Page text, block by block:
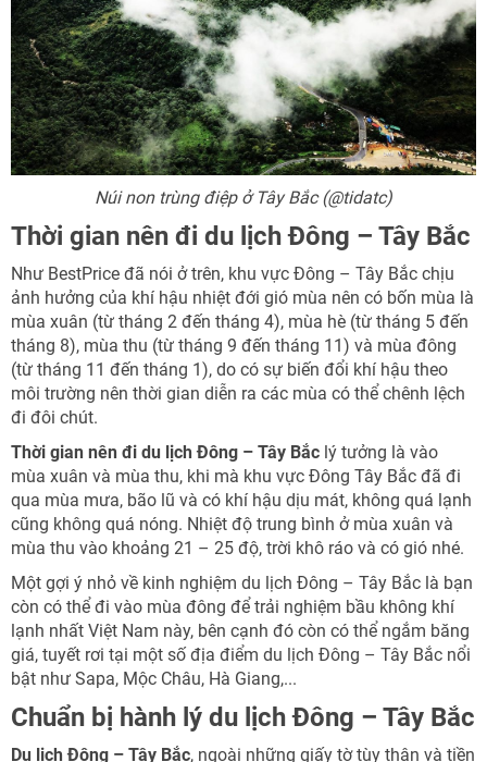
Núi non trùng điệp ở Tây Bắc (@tidatc)
Thời gian nên đi du lịch Đông – Tây Bắc
Như BestPrice đã nói ở trên, khu vực Đông – Tây Bắc chịu
ảnh hưởng của khí hậu nhiệt đới gió mùa nên có bốn mùa là
mùa xuân (từ tháng 2 đến tháng 4), mùa hè (từ tháng 5 đến
tháng 8), mùa thu (từ tháng 9 đến tháng 11) và mùa đông
(từ tháng 11 đến tháng 1), do có sự biến đổi khí hậu theo
môi trường nên thời gian diễn ra các mùa có thể chênh lệch
đi đôi chút.
Thời gian nên đi du lịch Đông – Tây Bắc lý tưởng là vào
mùa xuân và mùa thu, khi mà khu vực Đông Tây Bắc đã đi
qua mùa mưa, bão lũ và có khí hậu dịu mát, không quá lạnh
cũng không quá nóng. Nhiệt độ trung bình ở mùa xuân và
mùa thu vào khoảng 21 – 25 độ, trời khô ráo và có gió nhé.
Một gợi ý nhỏ về kinh nghiệm du lịch Đông – Tây Bắc là bạn
còn có thể đi vào mùa đông để trải nghiệm bầu không khí
lạnh nhất Việt Nam này, bên cạnh đó còn có thể ngắm băng
giá, tuyết rơi tại một số địa điểm du lịch Đông – Tây Bắc nổi
bật như Sapa, Mộc Châu, Hà Giang,...
Chuẩn bị hành lý du lịch Đông – Tây Bắc
Du lịch Đông – Tây Bắc, ngoài những giấy tờ tùy thân và tiền
TƯ VẤN NGAY
TƯ VẤN NGAY
Nhận ưu đãi ngay!
Nhận ưu đãi ngay
TƯ VẤN NGAY
TƯ VẤN NGAY
NHẬN ƯU ĐÃI NGAY
TƯ VẤN NGAY